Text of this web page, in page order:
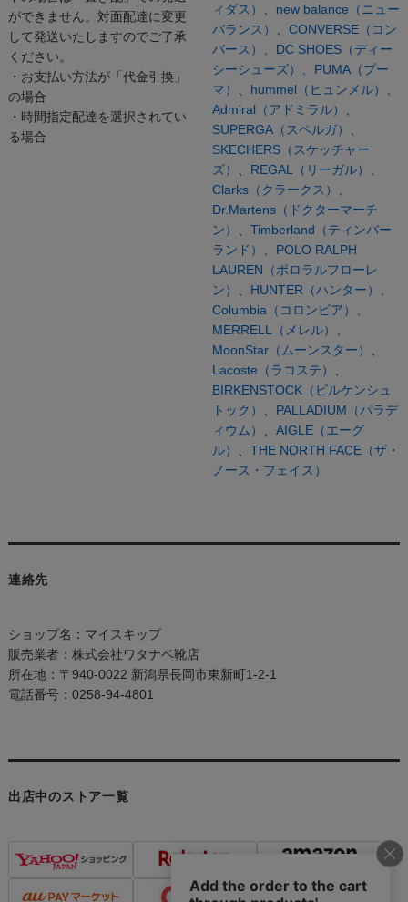
ができません。対面配達に変更
して発送いたしますのでご了承
ください。
・お支払い方法が「代金引換」
の場合
・時間指定配達を選択されてい
る場合
ィダス）
new balance（ニュー
バランス）
CONVERSE（コン
バース）、 DC SHOES（ディー
シーシューズ）、 PUMA（プー
マ）、 hummel（ヒュンメル）、
Admiral（アドミラル）
SUPERGA（スペルガ）
SKECHERS（スケッチャー
ズ）
REGAL（リーガル）
Clarks（クラークス）、
Dr.Martens（ドクターマーチ
ン）、 Timberland（ティンバー
ランド）、 POLO RALPH
LAUREN（ポロラルフローレ
ン）、 HUNTER（ハンター）、
Columbia（コロンビア）、
MERRELL（メレル）、
MoonStar（ムーンスター）
Lacoste（ラコステ）
BIRKENSTOCK（ビルケンシュ
トック）
PALLADIUM（パラデ
ィウム）
AIGLE（エーグ
ル）
THE NORTH FACE（ザ・
ノース・フェイス）
連絡先
ショップ名：マイスキップ
販売業者：株式会社ワタナベ靴店
所在地：〒940-0022 新潟県長岡市東新町1-2-1
電話番号：0258-94-4801
出店中のストア一覧